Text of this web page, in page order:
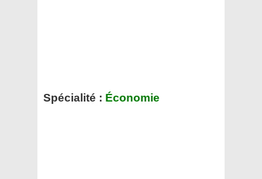
Spécialité : Économie